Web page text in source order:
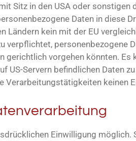
Sitz in den USA oder
Daten in diese
Ländern kein mit der EU
verpflichtet, personenbezogene
gerichtlich vorgehen könnten.
US-Servern befindlichen Daten
Verarbeitungstätigkeiten keinen
Einwilligung möglich.